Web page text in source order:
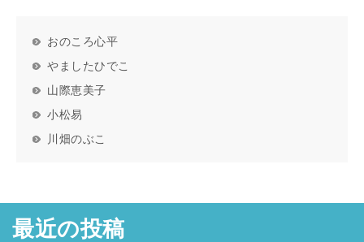
おのころ心平
やましたひでこ
山際恵美子
小松易
川畑のぶこ
最近の投稿